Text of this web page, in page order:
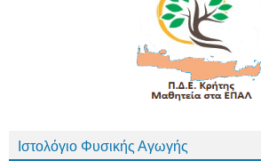
Ιστολόγιο Φυσικής Αγωγής